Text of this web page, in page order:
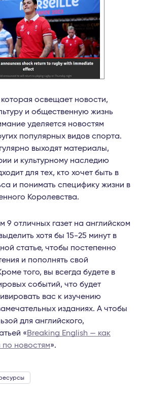
которая освещает новости,
и общественную жизнь
уделяется новостям
популярных видов спорта.
выходят материалы,
и культурному наследию
для тех, кто хочет быть в
и понимать специфику жизни в
Королевства.
9 отличных газет на английском
хотя бы 15-25 минут в
статье, чтобы постепенно
и пополнять свой
того, вы всегда будете в
событий, что будет
вас к изучению
изданиях. А чтобы
для английского,
«Breaking English — как
по новостям».